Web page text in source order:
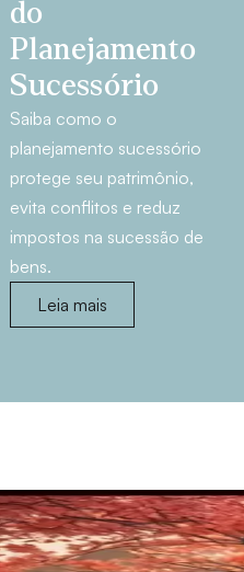
do
Planejamento
Sucessório
Saiba como o
planejamento sucessório
protege seu patrimônio,
evita conflitos e reduz
impostos na sucessão de
bens.
Leia mais